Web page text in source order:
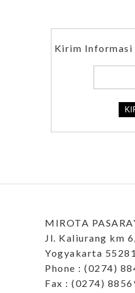
Kirim Informasi
MIROTA
Jl. Kaliurang km
Yogyakarta 55281.
Phone : (0274)
Fax : (0274)